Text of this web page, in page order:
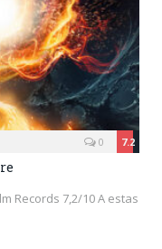
7.2
0
Records 7,2/10 A estas